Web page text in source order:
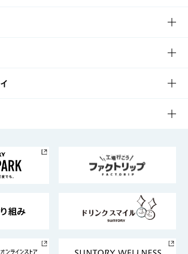
TOP
ル
バーズ大阪
ィTOP
考えるサステナビリティ経営